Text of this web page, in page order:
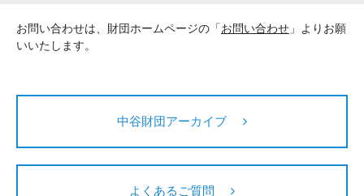
お問い合わせは、財団ホームページの「お問い合わせ 」よりお願
いいたします。
中谷財団アーカイブ
よくあるご質問